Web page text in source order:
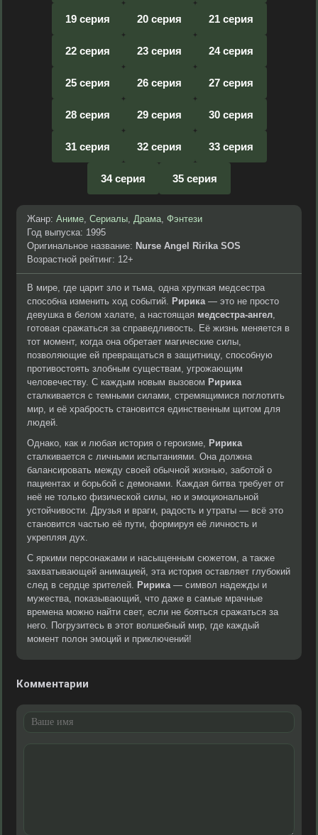
19 серия 20 серия 21 серия
22 серия 23 серия 24 серия
25 серия 26 серия 27 серия
28 серия 29 серия 30 серия
31 серия 32 серия 33 серия
34 серия 35 серия
Жанр: Аниме, Сериалы, Драма, Фэнтези
Год выпуска: 1995
Оригинальное название: Nurse Angel Ririka SOS
Возрастной рейтинг: 12+
В мире, где царит зло и тьма, одна хрупкая медсестра
способна изменить ход событий. Ририка— это не просто
девушка в белом халате, а настоящая медсестра-ангел,
готовая сражаться за справедливость. Её жизнь меняется в
тот момент, когда она обретает магические силы,
позволяющие ей превращаться в защитницу, способную
противостоять злобным существам, угрожающим
человечеству. С каждым новым вызовом Ририка
сталкивается с темными силами, стремящимися поглотить
мир, и её храбрость становится единственным щитом для
людей.
Однако, как и любая история о героизме, Ририка
сталкивается с личными испытаниями. Она должна
балансировать между своей обычной жизнью, заботой о
пациентах и борьбой с демонами. Каждая битва требует от
неё не только физической силы, но и эмоциональной
устойчивости. Друзья и враги, радость и утраты — всё это
становится частью её пути, формируя её личность и
укрепляя дух.
С яркими персонажами и насыщенным сюжетом, а также
захватывающей анимацией, эта история оставляет глубокий
след в сердце зрителей. Ририка— символ надежды и
мужества, показывающий, что даже в самые мрачные
времена можно найти свет, если не бояться сражаться за
него. Погрузитесь в этот волшебный мир, где каждый
момент полон эмоций и приключений!
Комментарии